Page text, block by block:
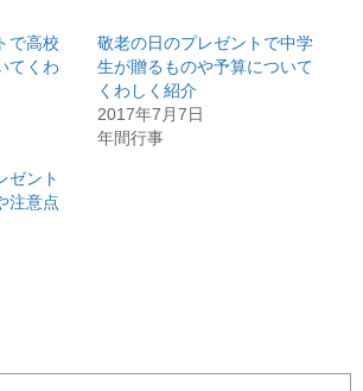
で高校
てくわ
敬老の日のプレゼントで中学
生が贈るものや予算について
くわしく紹介
2017年7月7日
年間行事
ゼント
注意点